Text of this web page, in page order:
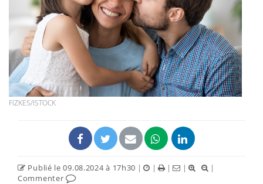
FIZKES/ISTOCK
Publié le 09.08.2024 à 17h30 | | | |
|
Commenter